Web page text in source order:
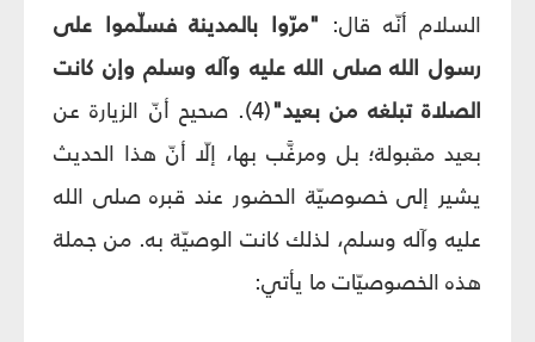
السلام أنّه قال: "مرّوا بالمدينة فسلّموا على
رسول الله صلى الله عليه وآله وسلم وإن كانت
الصلاة تبلغه من بعيد"
(4). صحيح أنّ الزيارة عن
بعيد مقبولة؛ بل ومرغَّب بها، إلّا أنّ هذا الحديث
يشير إلى خصوصيّة الحضور عند قبره صلى الله
عليه وآله وسلم، لذلك كانت الوصيّة به. من جملة
هذه الخصوصيّات ما يأتي: